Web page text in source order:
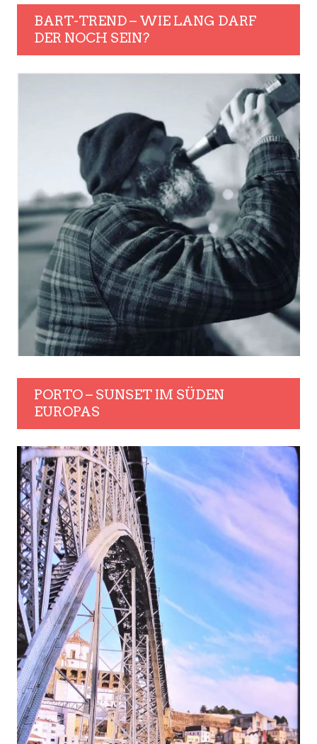
BART-TREND – WIE LANG DARF
DER NOCH SEIN?
PORTO – SUNSET IM SÜDEN
EUROPAS